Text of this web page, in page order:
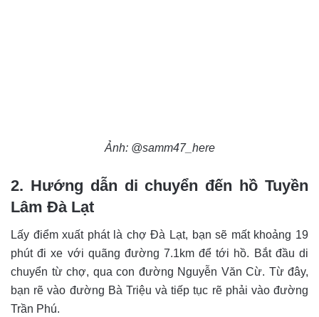
Ảnh: @samm47_here
2. Hướng dẫn di chuyển đến hồ Tuyền
Lâm Đà Lạt
Lấy điểm xuất phát là chợ Đà Lạt, bạn sẽ mất khoảng 19
phút đi xe với quãng đường 7.1km để tới hồ. Bắt đầu di
chuyển từ chợ, qua con đường Nguyễn Văn Cừ. Từ đây,
bạn rẽ vào đường Bà Triệu và tiếp tục rẽ phải vào đường
Trần Phú.